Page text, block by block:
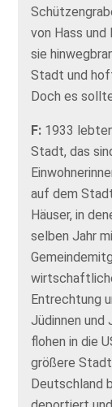
von Hass und
sie
Stadt und
Doch es
F: 1933
Stadt, das
auf dem
Häuser, in
selben Jahr
Entrechtung
Jüdinnen und
flohen in die
größere
Deutschland